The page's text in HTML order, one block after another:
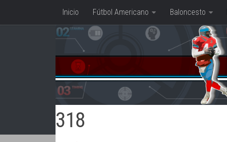
Saltar al contenido
Inicio Fútbol Americano Baloncesto
318